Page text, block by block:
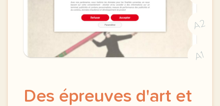
A2
A1
Des épreuves d'art et